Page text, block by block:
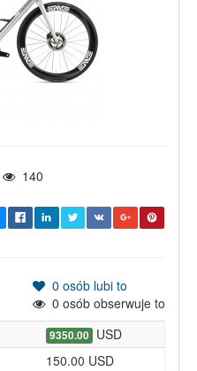
140
0 osób lubi to
0 osób obserwuje to
9350.00 USD
150.00 USD